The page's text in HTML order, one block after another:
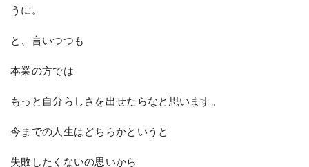
うに。
と、言いつつも
本業の方では
もっと自分らしさを出せたらなと思います。
今までの人生はどちらかというと
失敗したくないの思いから